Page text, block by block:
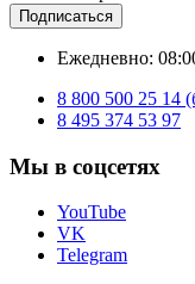
Подписаться
Ежедневно:
8 800 500 25 14
8 495 374 53 97
Мы в соцсетях
YouTube
VK
Telegram